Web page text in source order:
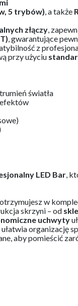
5 trybów) , a także
złączy,
, gwarantujące
z
przy użyciu
światła
LED Bar,
otrzymujesz w
skrzyni – od
uchwyty
ułatwia organizację
aby pomieścić